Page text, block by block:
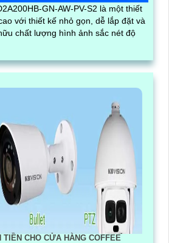
GN-AW-PV-S2 là một thiết
với thiết kế nhỏ gọn, dễ lắp đặt và
TIỀN CHO CỬA HÀNG COFFEE